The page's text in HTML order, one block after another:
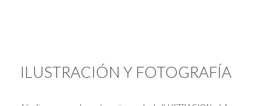
ILUSTRACIÓN Y FOTOGRAFÍA